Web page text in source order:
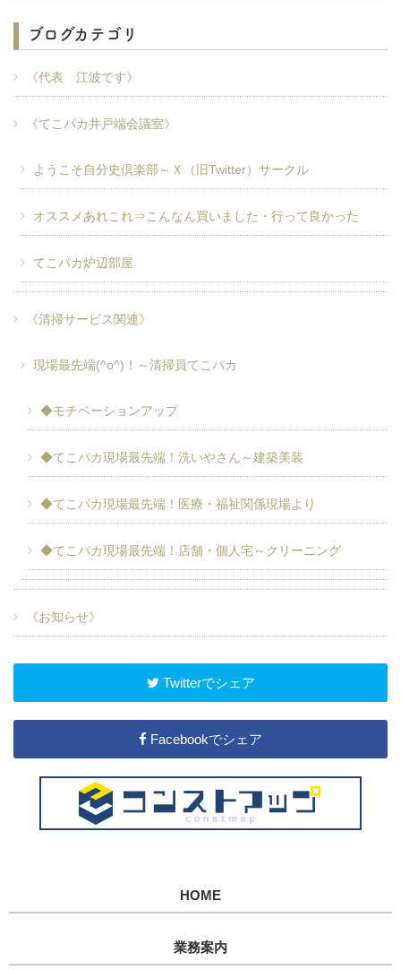
ブログカテゴリ
《代表 江波です》
《てこパカ井戸端会議室》
ようこそ自分史倶楽部～Ｘ（旧Twitter）サークル
オススメあれこれ⇒こんなん買いました・行って良かった
てこパカ炉辺部屋
《清掃サービス関連》
現場最先端(^o^)！～清掃員てこパカ
◆モチベーションアップ
◆てこパカ現場最先端！洗いやさん～建築美装
◆てこパカ現場最先端！医療・福祉関係現場より
◆てこパカ現場最先端！店舗・個人宅～クリーニング
《お知らせ》
Twitterでシェア
Facebookでシェア
HOME
業務案内